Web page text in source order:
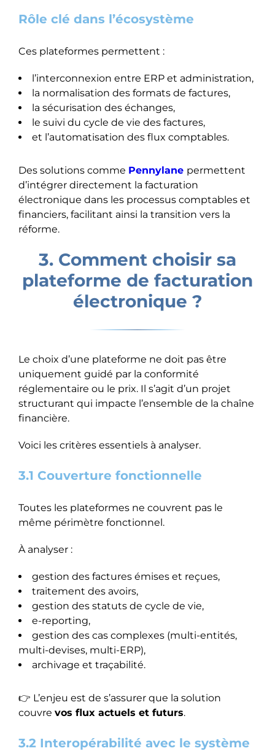
Rôle clé dans l’écosystème
Ces plateformes permettent :
l’interconnexion entre ERP et administration,
la normalisation des formats de factures,
la sécurisation des échanges,
le suivi du cycle de vie des factures,
et l’automatisation des flux comptables.
Des solutions comme Pennylane permettent
d’intégrer directement la facturation
électronique dans les processus comptables et
financiers, facilitant ainsi la transition vers la
réforme.
3. Comment choisir sa
plateforme de facturation
électronique ?
Le choix d’une plateforme ne doit pas être
uniquement guidé par la conformité
réglementaire ou le prix. Il s’agit d’un projet
structurant qui impacte l’ensemble de la chaîne
financière.
Voici les critères essentiels à analyser.
3.1 Couverture fonctionnelle
Toutes les plateformes ne couvrent pas le
même périmètre fonctionnel.
À analyser :
gestion des factures émises et reçues,
traitement des avoirs,
gestion des statuts de cycle de vie,
e-reporting,
gestion des cas complexes (multi-entités,
multi-devises, multi-ERP),
archivage et traçabilité.
👉 L’enjeu est de s’assurer que la solution
couvre vos flux actuels et futurs.
3.2 Interopérabilité avec le système